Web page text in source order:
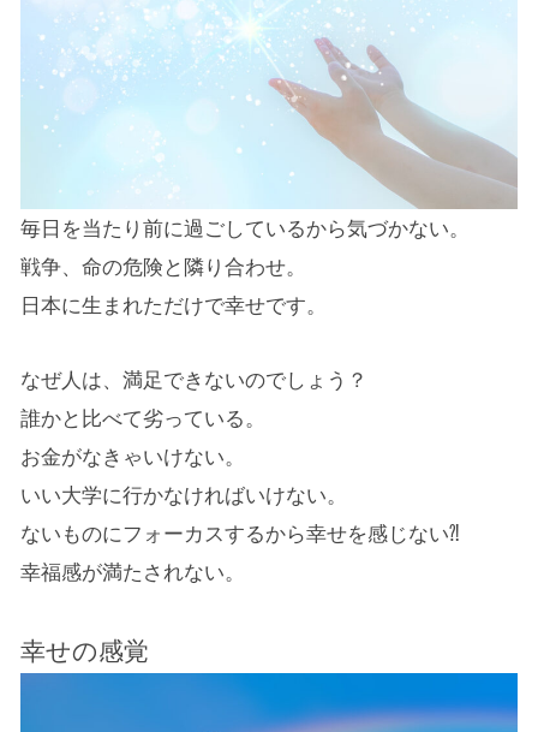
毎日を当たり前に過ごしているから気づかない。
戦争、命の危険と隣り合わせ。
日本に生まれただけで幸せです。
なぜ人は、満足できないのでしょう？
誰かと比べて劣っている。
お金がなきゃいけない。
いい大学に行かなければいけない。
ないものにフォーカスするから幸せを感じない⁈
幸福感が満たされない。
幸せの感覚